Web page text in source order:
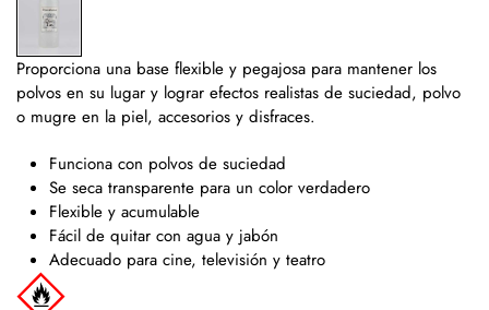
Proporciona una base flexible y pegajosa para mantener los
polvos en su lugar y lograr efectos realistas de suciedad, polvo
o mugre en la piel, accesorios y disfraces.
Funciona con polvos de suciedad
Se seca transparente para un color verdadero
Flexible y acumulable
Fácil de quitar con agua y jabón
Adecuado para cine, televisión y teatro